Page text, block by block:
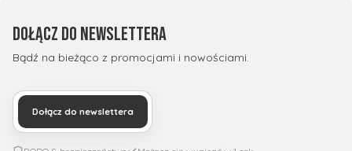
Dołącz do newslettera
Bądź na bieżąco z promocjami i nowościami.
Dołącz do newslettera